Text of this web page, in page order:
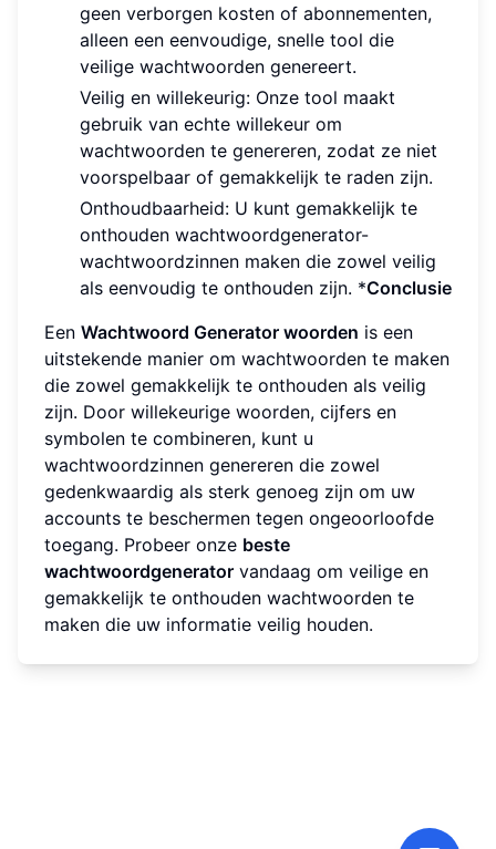
geen verborgen kosten of abonnementen,
alleen een eenvoudige, snelle tool die
veilige wachtwoorden genereert.
Veilig en willekeurig: Onze tool maakt
gebruik van echte willekeur om
wachtwoorden te genereren, zodat ze niet
voorspelbaar of gemakkelijk te raden zijn.
Onthoudbaarheid: U kunt gemakkelijk te
onthouden wachtwoordgenerator-
wachtwoordzinnen maken die zowel veilig
als eenvoudig te onthouden zijn. *Conclusie
Een Wachtwoord Generator woorden is een
uitstekende manier om wachtwoorden te maken
die zowel gemakkelijk te onthouden als veilig
zijn. Door willekeurige woorden, cijfers en
symbolen te combineren, kunt u
wachtwoordzinnen genereren die zowel
gedenkwaardig als sterk genoeg zijn om uw
accounts te beschermen tegen ongeoorloofde
toegang. Probeer onze beste
wachtwoordgenerator vandaag om veilige en
gemakkelijk te onthouden wachtwoorden te
maken die uw informatie veilig houden.